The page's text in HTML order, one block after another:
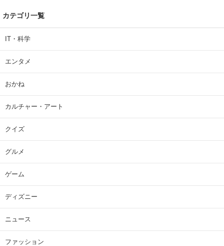
カテゴリ一覧
IT・科学
エンタメ
おかね
カルチャー・アート
クイズ
グルメ
ゲーム
ディズニー
ニュース
ファッション